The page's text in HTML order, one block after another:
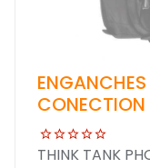
CONECTION
THINK TANK